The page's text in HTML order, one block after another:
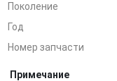
Поколение
Год
Номер запчасти
Примечание